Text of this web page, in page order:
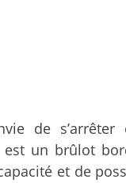
de
un brûlot
et de